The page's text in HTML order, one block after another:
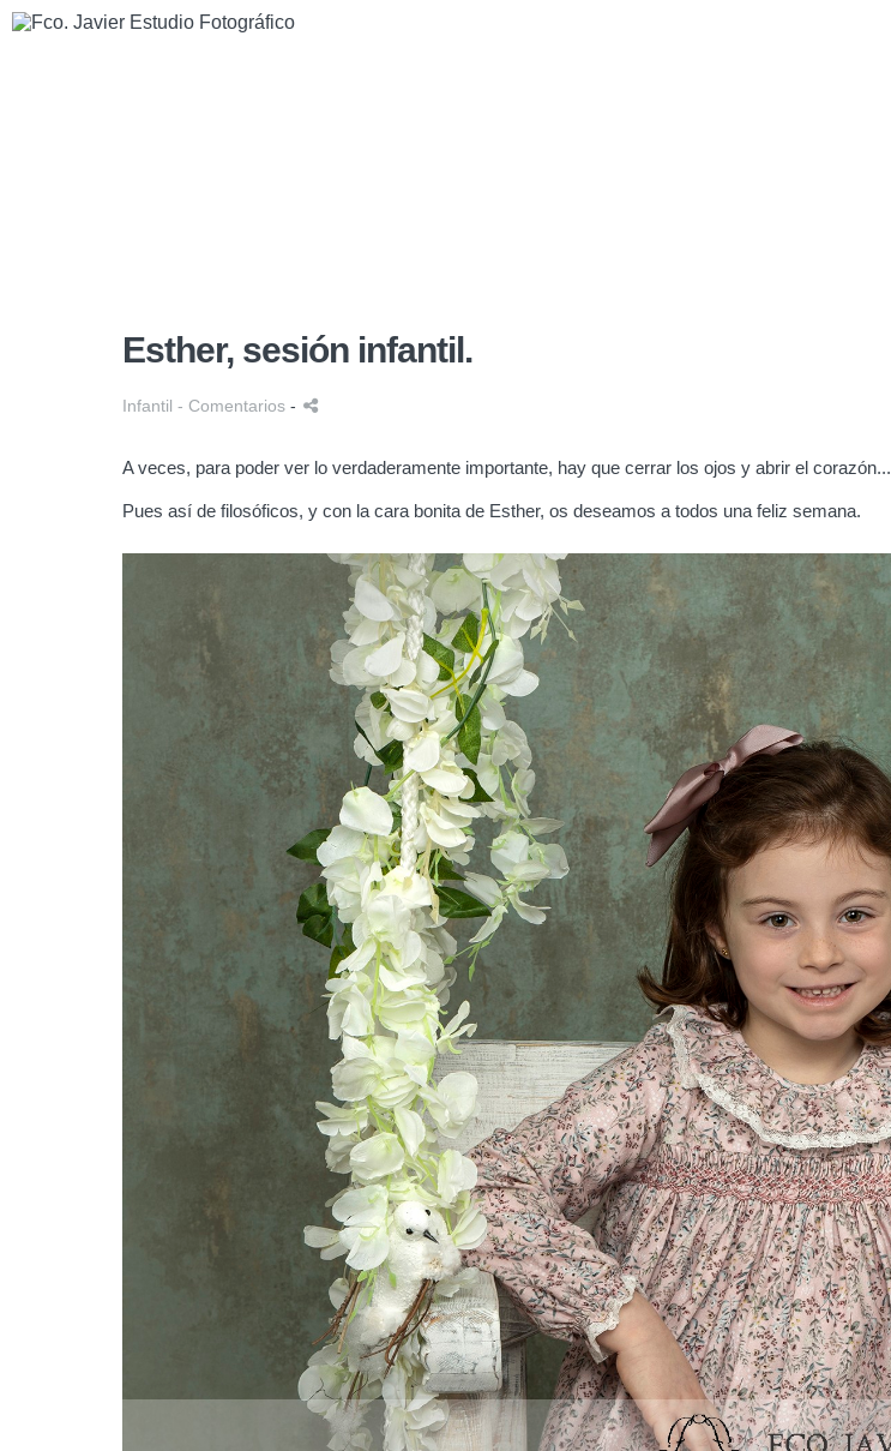
Esther, sesión infantil.
Infantil - Comentarios -
A veces, para poder ver lo verdaderamente importante, hay que cerrar los ojos y abrir el corazón...
Pues así de filosóficos, y con la cara bonita de Esther, os deseamos a todos una feliz semana.